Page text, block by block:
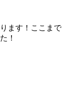
ます！ここまで
！